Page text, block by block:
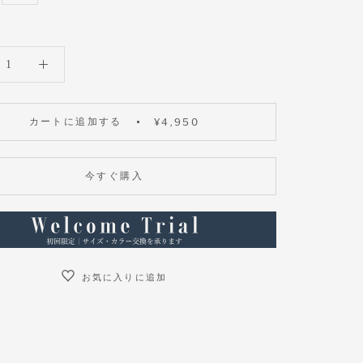
カートに追加する ¥4,950
今すぐ購入
お気に入りに追加